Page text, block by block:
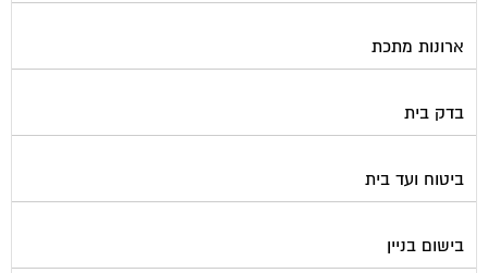
ארונות מתכת
בדק בית
ביטוח ועד בית
בישום בניין